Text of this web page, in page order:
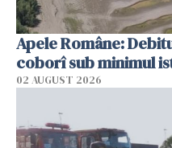
Apele Române:
coborî sub minimul
02 AUGUST 2026